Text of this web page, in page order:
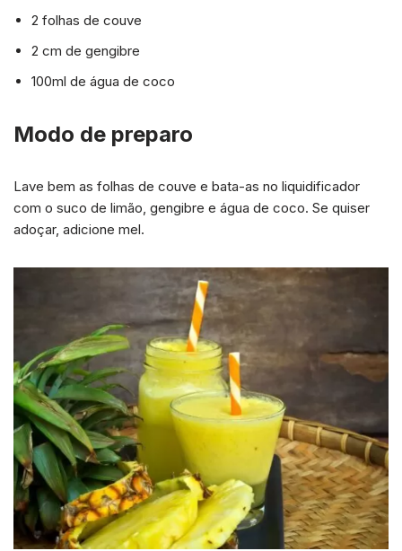
2 folhas de couve
2 cm de gengibre
100ml de água de coco
Modo de preparo
Lave bem as folhas de couve e bata-as no liquidificador
com o suco de limão, gengibre e água de coco. Se quiser
adoçar, adicione mel.